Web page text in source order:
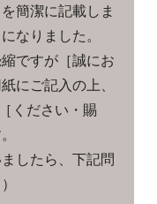
簡潔に記載しま
なりました。
ですが［誠にお
にご記入の上、
ださい・賜
したら、下記問